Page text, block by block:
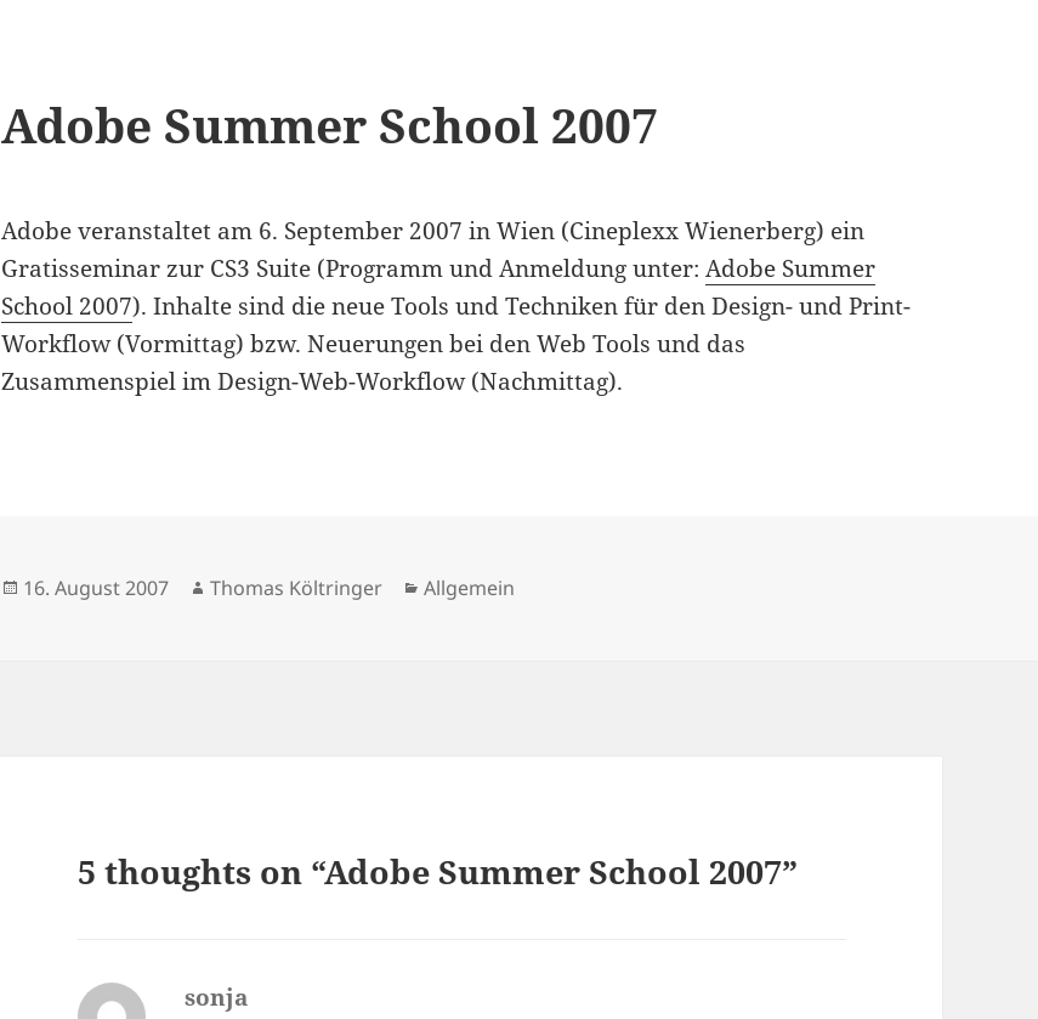
Adobe Summer School 2007
Adobe veranstaltet am 6. September 2007 in Wien (Cineplexx Wienerberg) ein
Gratisseminar zur CS3 Suite (Programm und Anmeldung unter:Adobe Summer
School 2007). Inhalte sind die neue Tools und Techniken für den Design- und Print-
Workflow (Vormittag) bzw. Neuerungen bei den Web Tools und das
Zusammenspiel im Design-Web-Workflow (Nachmittag).
Posted
16. August 2007 Author
Thomas Költringer Categories
Allgemein
5 thoughts on “Adobe Summer School 2007”
sonja